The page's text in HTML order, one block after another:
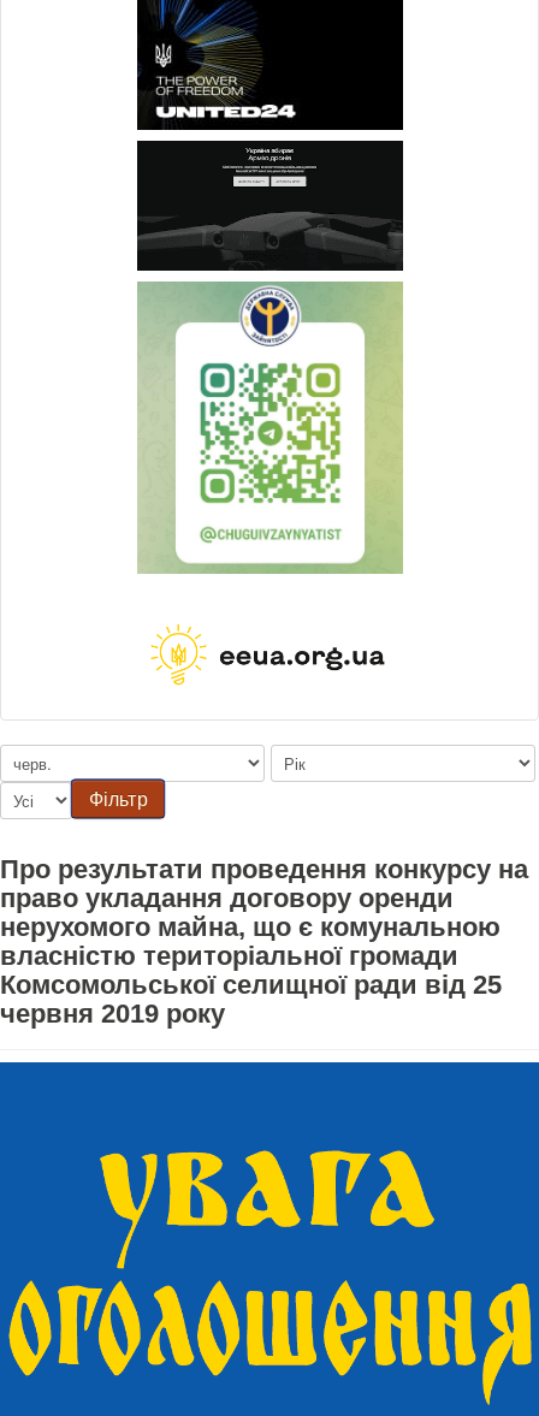
Фільтр
Про результати проведення конкурсу на
право укладання договору оренди
нерухомого майна, що є комунальною
власністю територіальної громади
Комсомольської селищної ради від 25
червня 2019 року